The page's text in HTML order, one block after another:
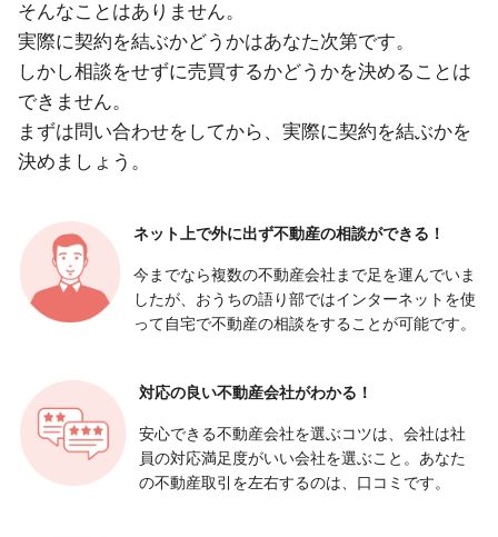
そんなことはありません。
実際に契約を結ぶかどうかはあなた次第です。
しかし相談をせずに売買するかどうかを決めることは
できません。
まずは問い合わせをしてから、実際に契約を結ぶかを
決めましょう。
ネット上で外に出ず不動産の相談ができる！
今までなら複数の不動産会社まで足を運んでいま
したが、おうちの語り部ではインターネットを使
って自宅で不動産の相談をすることが可能です。
対応の良い不動産会社がわかる！
安心できる不動産会社を選ぶコツは、会社は社
員の対応満足度がいい会社を選ぶこと。あなた
の不動産取引を左右するのは、口コミです。